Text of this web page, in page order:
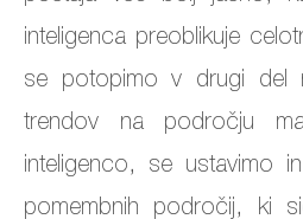
inteligenca preoblikuje
se potopimo v drugi del
trendov na področju
inteligenco, se ustavimo
pomembnih področij, ki